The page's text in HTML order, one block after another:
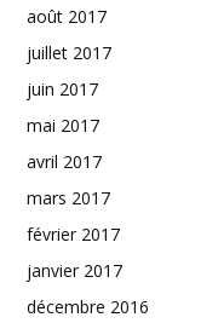
août 2017
juillet 2017
juin 2017
mai 2017
avril 2017
mars 2017
février 2017
janvier 2017
décembre 2016